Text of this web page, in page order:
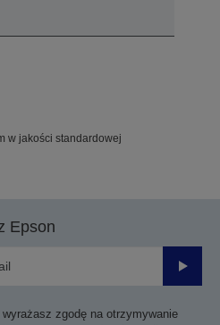
w jakości standardowej
Epson
zgodę na otrzymywanie